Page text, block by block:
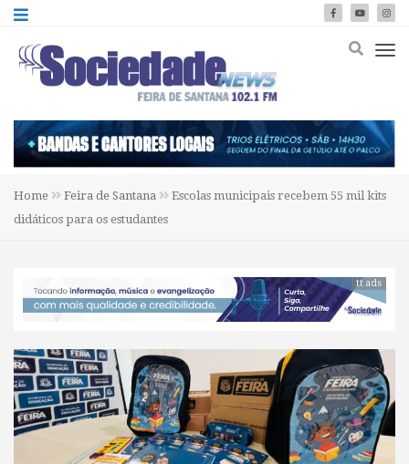
Home Feira de Santana
Escolas municipais recebem 55 mil kits
didáticos para os estudantes
tt ads